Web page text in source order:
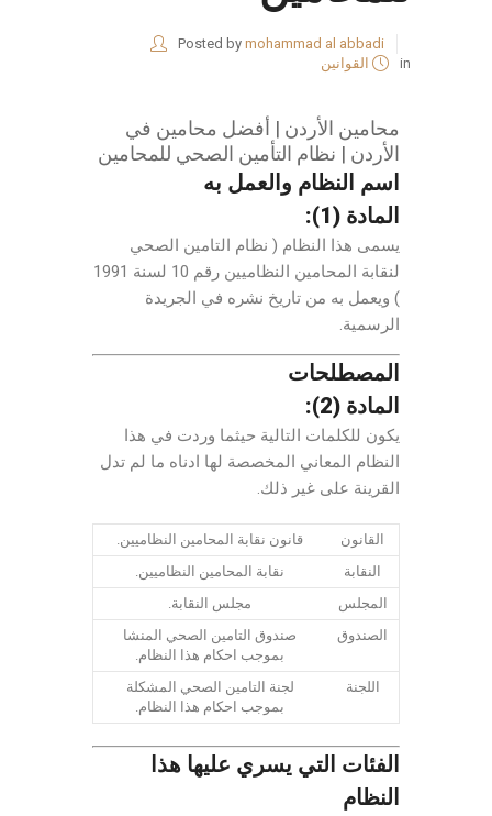
Posted by mohammad al abbadi
in
القوانين
محامين الأردن | أفضل محامين في
الأردن | نظام التأمين الصحي للمحامين
اسم النظام والعمل به
المادة (1):
يسمى هذا النظام ( نظام التامين الصحي
لنقابة المحامين النظاميين رقم 10 لسنة 1991
) ويعمل به من تاريخ نشره في الجريدة
الرسمية.
المصطلحات
المادة (2):
يكون للكلمات التالية حيثما وردت في هذا
النظام المعاني المخصصة لها ادناه ما لم تدل
القرينة على غير ذلك.
القانون
قانون نقابة المحامين النظاميين.
النقابة
نقابة المحامين النظاميين.
المجلس
مجلس النقابة.
الصندوق
صندوق التامين الصحي المنشا
بموجب احكام هذا النظام.
اللجنة
لجنة التامين الصحي المشكلة
بموجب احكام هذا النظام.
الفئات التي يسري عليها هذا
النظام